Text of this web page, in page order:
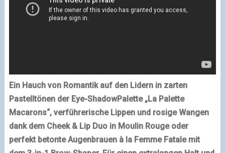
Ein Hauch von Romantik auf den Lidern in zarten
Pastelltönen der Eye-ShadowPalette „La Palette
Macarons“, verführerische Lippen und rosige Wangen
dank dem Cheek & Lip Duo in Moulin Rouge oder
perfekt betonte Augenbrauen à la Femme Fatale mit